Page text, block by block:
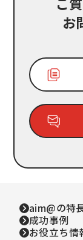
ご
お
aim@の特
成功事例
お役立ち情